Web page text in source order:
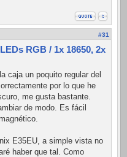
#31
RGB / 1x 18650, 2x
caja un poquito regular del
por lo que he
me gusta bastante.
de modo. Es fácil
E35EU, a simple vista no
haber que tal. Como